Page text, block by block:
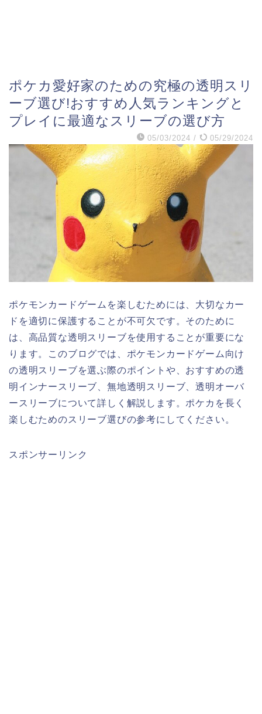
ポケカ愛好家のための究極の透明スリ
ーブ選び!おすすめ人気ランキングと
プレイに最適なスリーブの選び方
05/03/2024 / 05/29/2024
ポケモンカードゲームを楽しむためには、大切なカー
ドを適切に保護することが不可欠です。そのために
は、高品質な透明スリーブを使用することが重要にな
ります。このブログでは、ポケモンカードゲーム向け
の透明スリーブを選ぶ際のポイントや、おすすめの透
明インナースリーブ、無地透明スリーブ、透明オーバ
ースリーブについて詳しく解説します。ポケカを長く
楽しむためのスリーブ選びの参考にしてください。
スポンサーリンク